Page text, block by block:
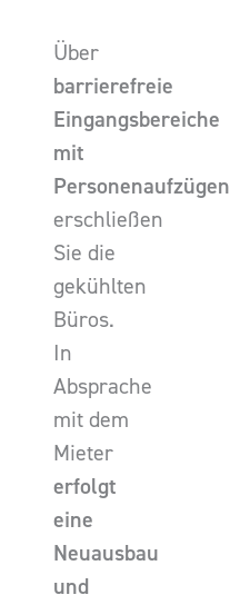
Über
barrierefreie
Eingangsbereiche
mit
Personenaufzügen
erschließen
Sie die
gekühlten
Büros.
In
Absprache
mit dem
Mieter
erfolgt
eine
Neuausbau
und